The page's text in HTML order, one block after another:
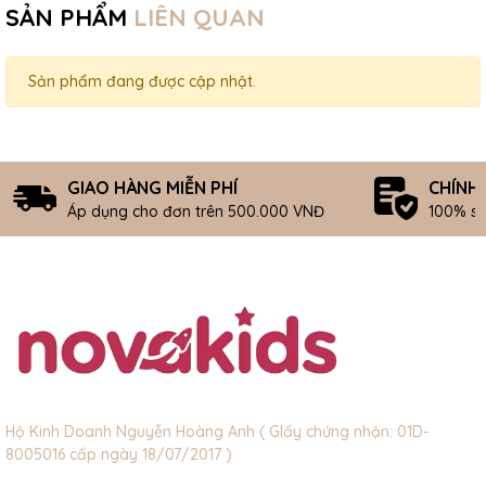
SẢN PHẨM LIÊN QUAN
Sản phẩm đang được cập nhật.
GIAO HÀNG MIỄN PHÍ
Áp dụng cho đơn trên 500.000 VNĐ
CHÍNH
100%
Hộ Kinh Doanh Nguyễn Hoàng Anh ( GIấy chứng nhận: 01D-
8005016 cấp ngày 18/07/2017 )